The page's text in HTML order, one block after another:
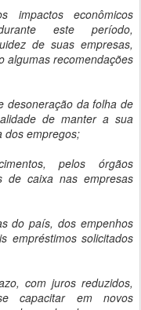
impactos econômicos
este período,
de suas empresas,
algumas recomendações
desoneração da folha de
de manter a sua
dos empregos;
pelos órgãos
de caixa nas empresas
do país, dos empenhos
empréstimos solicitados
com juros reduzidos,
capacitar em novos